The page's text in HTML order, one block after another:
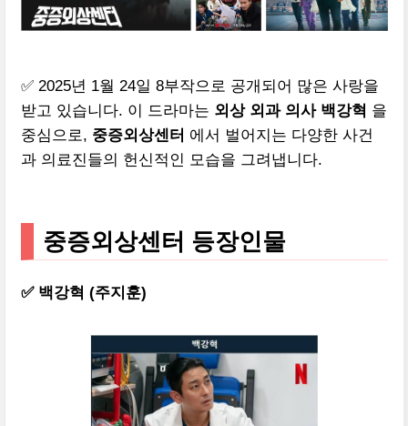
✅ 2025년 1월 24일 8부작으로 공개되어 많은 사랑을
받고 있습니다. 이 드라마는 외상 외과 의사 백강혁 을
중심으로, 중증외상센터 에서 벌어지는 다양한 사건
과 의료진들의 헌신적인 모습을 그려냅니다.
중증외상센터 등장인물
✅ 백강혁 (주지훈)